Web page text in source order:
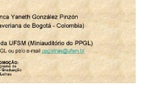
Direitos Humanos